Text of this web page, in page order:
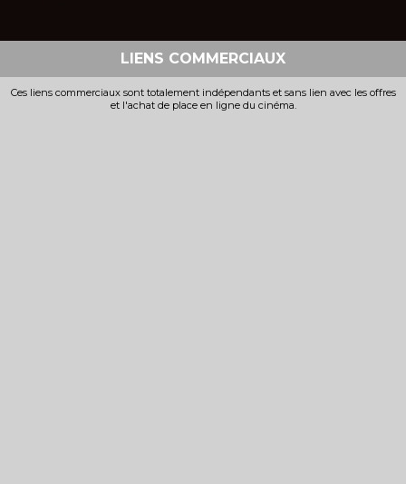
LIENS COMMERCIAUX
Ces liens commerciaux sont totalement indépendants et sans lien avec les offres
et l'achat de place en ligne du cinéma.